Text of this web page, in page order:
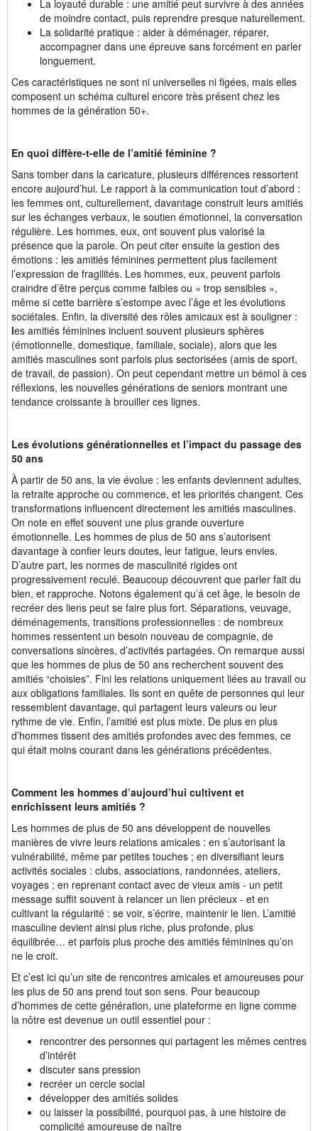
La loyauté durable : une amitié peut survivre à des années
de moindre contact, puis reprendre presque naturellement.
La solidarité pratique : aider à déménager, réparer,
accompagner dans une épreuve sans forcément en parler
longuement.
Ces caractéristiques ne sont ni universelles ni figées, mais elles
composent un schéma culturel encore très présent chez les
hommes de la génération 50+.
En quoi diffère-t-elle de l’amitié féminine ?
Sans tomber dans la caricature, plusieurs différences ressortent
encore aujourd’hui. Le rapport à la communication tout d’abord :
les femmes ont, culturellement, davantage construit leurs amitiés
sur les échanges verbaux, le soutien émotionnel, la conversation
régulière. Les hommes, eux, ont souvent plus valorisé la
présence que la parole. On peut citer ensuite la gestion des
émotions : les amitiés féminines permettent plus facilement
l’expression de fragilités. Les hommes, eux, peuvent parfois
craindre d’être perçus comme faibles ou « trop sensibles »,
même si cette barrière s’estompe avec l’âge et les évolutions
sociétales. Enfin, la diversité des rôles amicaux est à souligner :
les amitiés féminines incluent souvent plusieurs sphères
(émotionnelle, domestique, familiale, sociale), alors que les
amitiés masculines sont parfois plus sectorisées (amis de sport,
de travail, de passion). On peut cependant mettre un bémol à ces
réflexions, les nouvelles générations de seniors montrant une
tendance croissante à brouiller ces lignes.
Les évolutions générationnelles et l’impact du passage des
50 ans
À partir de 50 ans, la vie évolue : les enfants deviennent adultes,
la retraite approche ou commence, et les priorités changent. Ces
transformations influencent directement les amitiés masculines.
On note en effet souvent une plus grande ouverture
émotionnelle. Les hommes de plus de 50 ans s’autorisent
davantage à confier leurs doutes, leur fatigue, leurs envies.
D’autre part, les normes de masculinité rigides ont
progressivement reculé. Beaucoup découvrent que parler fait du
bien, et rapproche. Notons également qu’á cet âge, le besoin de
recréer des liens peut se faire plus fort. Séparations, veuvage,
déménagements, transitions professionnelles : de nombreux
hommes ressentent un besoin nouveau de compagnie, de
conversations sincères, d’activités partagées. On remarque aussi
que les hommes de plus de 50 ans recherchent souvent des
amitiés “choisies”. Fini les relations uniquement liées au travail ou
aux obligations familiales. Ils sont en quête de personnes qui leur
ressemblent davantage, qui partagent leurs valeurs ou leur
rythme de vie. Enfin, l’amitié est plus mixte. De plus en plus
d’hommes tissent des amitiés profondes avec des femmes, ce
qui était moins courant dans les générations précédentes.
Comment les hommes d’aujourd’hui cultivent et
enrichissent leurs amitiés ?
Les hommes de plus de 50 ans développent de nouvelles
manières de vivre leurs relations amicales : en s’autorisant la
vulnérabilité, même par petites touches ; en diversifiant leurs
activités sociales : clubs, associations, randonnées, ateliers,
voyages ; en reprenant contact avec de vieux amis - un petit
message suffit souvent à relancer un lien précieux - et en
cultivant la régularité : se voir, s’écrire, maintenir le lien. L’amitié
masculine devient ainsi plus riche, plus profonde, plus
équilibrée… et parfois plus proche des amitiés féminines qu’on
ne le croit.
Et c’est ici qu’un site de rencontres amicales et amoureuses pour
les plus de 50 ans prend tout son sens. Pour beaucoup
d’hommes de cette génération, une plateforme en ligne comme
la nôtre est devenue un outil essentiel pour :
rencontrer des personnes qui partagent les mêmes centres
d’intérêt
discuter sans pression
recréer un cercle social
développer des amitiés solides
ou laisser la possibilité, pourquoi pas, à une histoire de
complicité amoureuse de naître